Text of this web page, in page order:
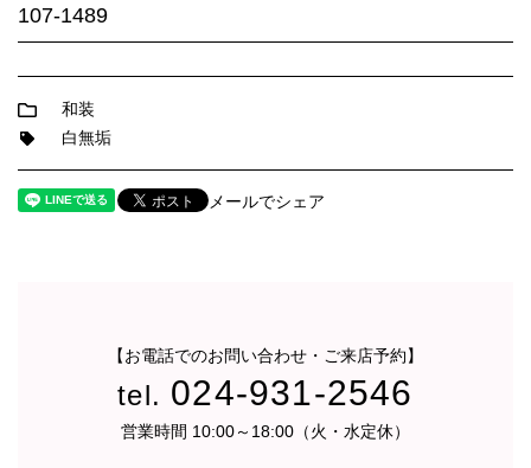
107-1489
和装
白無垢
メールでシェア
【お電話でのお問い合わせ・ご来店予約】
tel. 024-931-2546
営業時間 10:00～18:00（火・水定休）